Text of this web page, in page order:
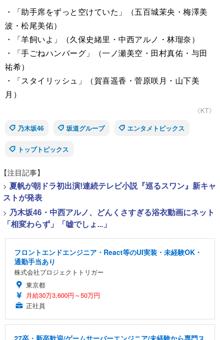
・「助手席をずっと空けていた」（五百城茉央・梅澤美
波・松尾美佑）
・「羊飼いよ」（久保史緒里・中西アルノ・林瑠奈）
・「手ごねハンバーグ」（一ノ瀬美空・田村真佑・与田
祐希）
・「スタイリッシュ」（賀喜遥香・菅原咲月・山下美
月）
《KT》
乃木坂46
坂道グループ エンタメトピックス
トップトピックス
【注目記事】
> 夏帆が朝ドラ初出演!連続テレビ小説『巡るスワン』新キャ
ストが発表
> 乃木坂46・中西アルノ、どんくさすぎる浴衣動画にネット
「相変わらず」「嘘でしょ...」
フロントエンドエンジニア・React等のUI実装・未経験OK・
通勤手当あり
株式会社プロジェクトトリガー
東京都
月給30万3,600円～50万円
正社員
27卒・新卒歓迎/ゲームサーバーエンジニア/未経験から専門ス